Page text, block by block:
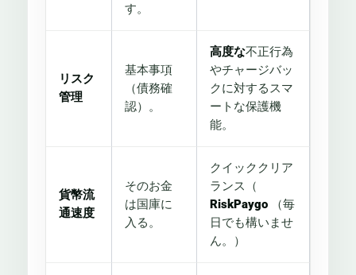
す。
リスク
管理
基本事項
（債務確
認）。
高度な不正行為
やチャージバッ
クに対するスマ
ートな保護機
能。
貨幣流
通速度
そのお金
は国庫に
入る。
クイッククリア
ランス（
RiskPaygo （毎
日でも構いませ
ん。）